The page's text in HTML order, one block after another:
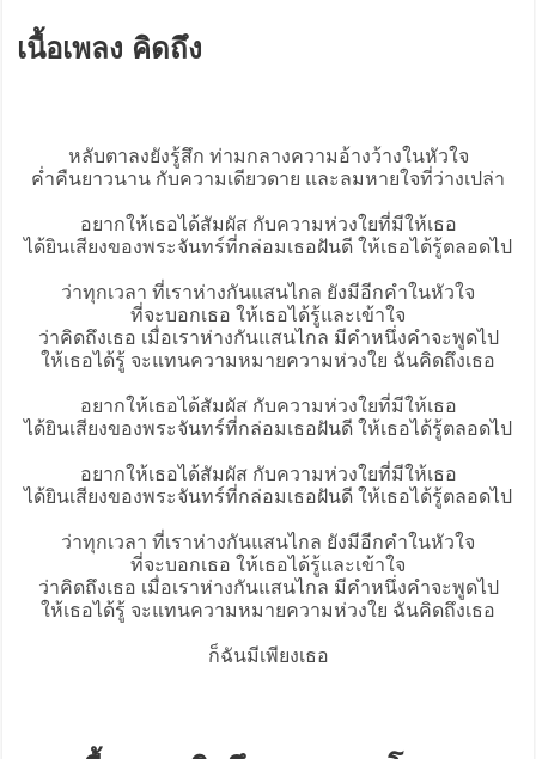
เนื้อเพลง คิดถึง
หลับตาลงยังรู้สึก ท่ามกลางความอ้างว้างในหัวใจ
ค่ำคืนยาวนาน กับความเดียวดาย และลมหายใจที่ว่างเปล่า
อยากให้เธอได้สัมผัส กับความห่วงใยที่มีให้เธอ
ได้ยินเสียงของพระจันทร์ที่กล่อมเธอฝันดี ให้เธอได้รู้ตลอดไป
ว่าทุกเวลา ที่เราห่างกันแสนไกล ยังมีอีกคำในหัวใจ
ที่จะบอกเธอ ให้เธอได้รู้และเข้าใจ
ว่าคิดถึงเธอ เมื่อเราห่างกันแสนไกล มีคำหนึ่งคำจะพูดไป
ให้เธอได้รู้ จะแทนความหมายความห่วงใย ฉันคิดถึงเธอ
อยากให้เธอได้สัมผัส กับความห่วงใยที่มีให้เธอ
ได้ยินเสียงของพระจันทร์ที่กล่อมเธอฝันดี ให้เธอได้รู้ตลอดไป
อยากให้เธอได้สัมผัส กับความห่วงใยที่มีให้เธอ
ได้ยินเสียงของพระจันทร์ที่กล่อมเธอฝันดี ให้เธอได้รู้ตลอดไป
ว่าทุกเวลา ที่เราห่างกันแสนไกล ยังมีอีกคำในหัวใจ
ที่จะบอกเธอ ให้เธอได้รู้และเข้าใจ
ว่าคิดถึงเธอ เมื่อเราห่างกันแสนไกล มีคำหนึ่งคำจะพูดไป
ให้เธอได้รู้ จะแทนความหมายความห่วงใย ฉันคิดถึงเธอ
ก็ฉันมีเพียงเธอ